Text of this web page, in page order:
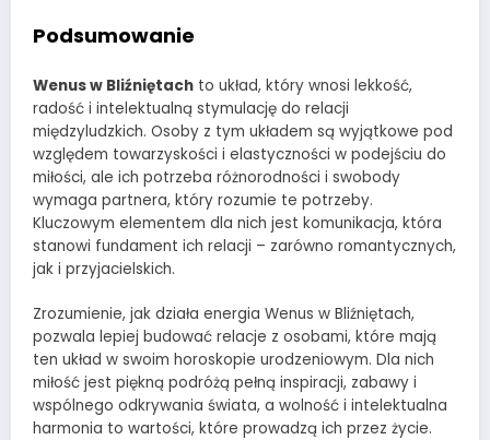
Podsumowanie
Wenus w Bliźniętach to układ, który wnosi lekkość,
radość i intelektualną stymulację do relacji
międzyludzkich. Osoby z tym układem są wyjątkowe pod
względem towarzyskości i elastyczności w podejściu do
miłości, ale ich potrzeba różnorodności i swobody
wymaga partnera, który rozumie te potrzeby.
Kluczowym elementem dla nich jest komunikacja, która
stanowi fundament ich relacji – zarówno romantycznych,
jak i przyjacielskich.
Zrozumienie, jak działa energia Wenus w Bliźniętach,
pozwala lepiej budować relacje z osobami, które mają
ten układ w swoim horoskopie urodzeniowym. Dla nich
miłość jest piękną podróżą pełną inspiracji, zabawy i
wspólnego odkrywania świata, a wolność i intelektualna
harmonia to wartości, które prowadzą ich przez życie.